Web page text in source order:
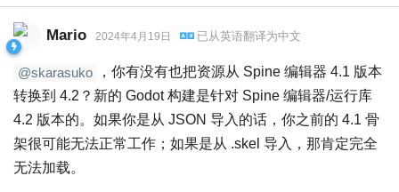
Mario 2024年4月19日 已从英语翻译为中文
@skarasuko
，你有没有也把资源从 Spine 编辑器 4.1 版本
转换到 4.2？新的 Godot 构建是针对 Spine 编辑器/运行库
4.2 版本的。如果你是从 JSON 导入的话，你之前的 4.1 骨
架很可能无法正常工作；如果是从 .skel 导入，那肯定完全
无法加载。